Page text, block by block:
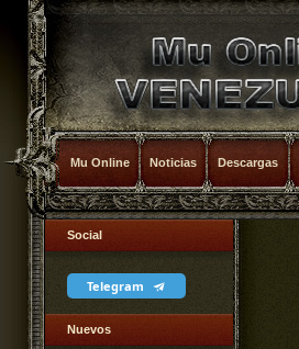
Mu Online Noticias Descargas
Social
Telegram
Nuevos